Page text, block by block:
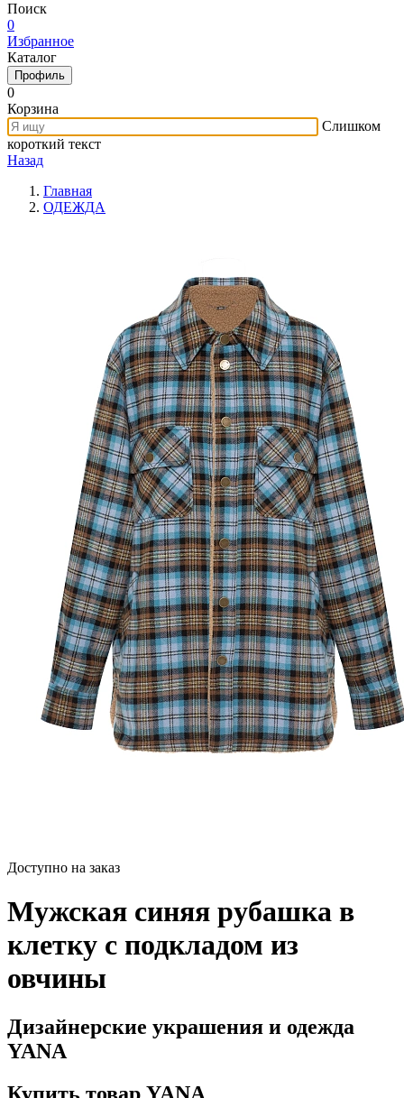
Поиск
0
Избранное
Каталог
Профиль
0
Корзина
Слишком
короткий текст
Назад
Главная
ОДЕЖДА
Доступно на заказ
Мужская синяя рубашка в
клетку с подкладом из
овчины
Дизайнерские украшения и одежда
YANA
Купить товар YANA